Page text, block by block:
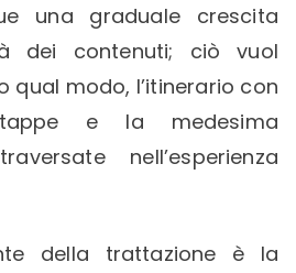
una graduale crescita
dei contenuti; ciò vuol
qual modo, l’itinerario con
e la medesima
nell’esperienza
della trattazione è la